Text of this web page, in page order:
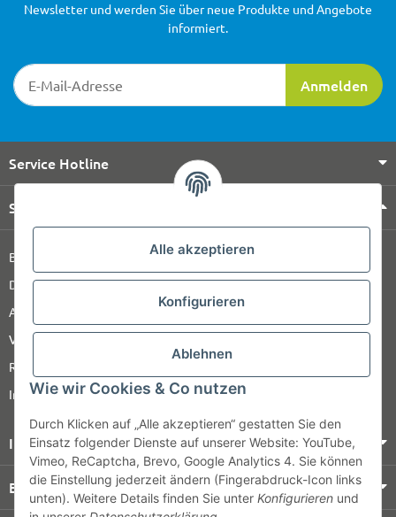
Alle akzeptieren
Konfigurieren
Ablehnen
Wie wir Cookies & Co nutzen
Durch Klicken auf „Alle akzeptieren“ gestatten Sie den
Einsatz folgender Dienste auf unserer Website: YouTube,
Vimeo, ReCaptcha, Brevo, Google Analytics 4. Sie können
die Einstellung jederzeit ändern (Fingerabdruck-Icon links
unten). Weitere Details finden Sie unter Konfigurieren und
Newsletter-Registrierung
Anmelden
Newsletter und werden Sie über neue Produkte und Angebote
informiert.
Service Hotline
Shop Service
Barrierefreiheitserklärung
Datenschutz
AGB
Versandinformationen
Retour
Impressum
Informationen
Bezahlung & Versand